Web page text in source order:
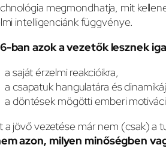
megmondhatja, mit
intelligenciánk függvénye.
ban azok a vezetők lesznek
a saját érzelmi reakcióikra,
a csapatuk hangulatára és
a döntések mögötti emberi
a jövő vezetése már nem (csak) a
azon, milyen minőségben